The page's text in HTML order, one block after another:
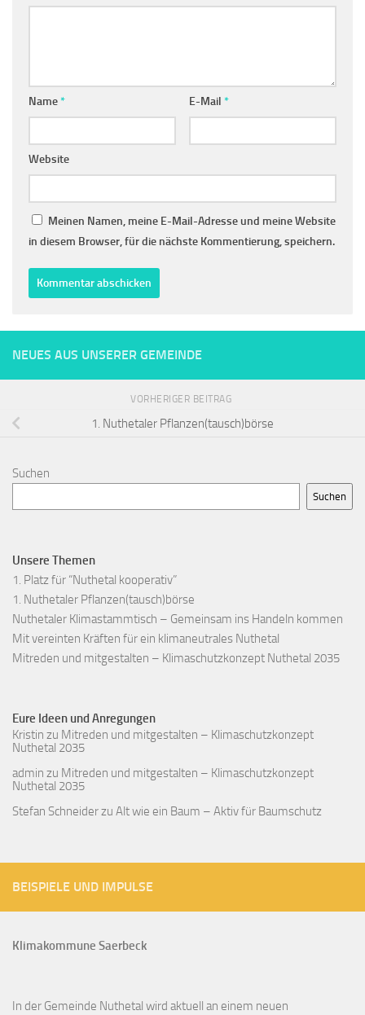
Name* E-Mail *
Website
Meinen Namen, meine E-Mail-Adresse und meine Website
in diesem Browser, für die nächste Kommentierung, speichern.
NEUES AUS UNSERER GEMEINDE
VORHERIGER BEITRAG
1. Nuthetaler Pflanzen(tausch)börse
Suchen
Suchen
Unsere Themen
1. Platz für “Nuthetal kooperativ”
1. Nuthetaler Pflanzen(tausch)börse
Nuthetaler Klimastammtisch – Gemeinsam ins Handeln kommen
Mit vereinten Kräften für ein klimaneutrales Nuthetal
Mitreden und mitgestalten – Klimaschutzkonzept Nuthetal 2035
Eure Ideen und Anregungen
Kristin zu Mitreden und mitgestalten – Klimaschutzkonzept
Nuthetal 2035
admin zu Mitreden und mitgestalten – Klimaschutzkonzept
Nuthetal 2035
Stefan Schneiderzu Alt wie ein Baum – Aktiv für Baumschutz
BEISPIELE UND IMPULSE
Klimakommune Saerbeck
In der Gemeinde Nuthetal wird aktuell an einem neuen